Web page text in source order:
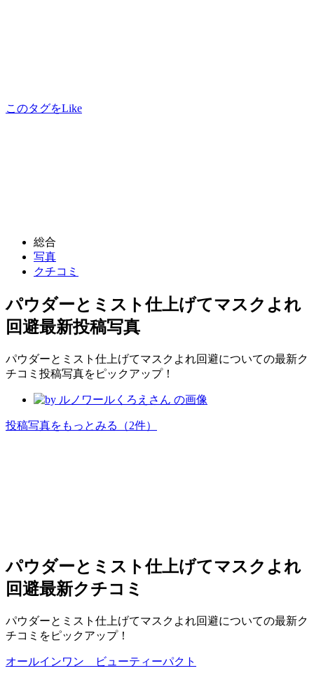
このタグをLike
総合
写真
クチコミ
パウダーとミスト仕上げてマスクよれ
回避最新投稿写真
パウダーとミスト仕上げてマスクよれ回避についての最新ク
チコミ投稿写真をピックアップ！
投稿写真をもっとみる （2件）
パウダーとミスト仕上げてマスクよれ
回避最新クチコミ
パウダーとミスト仕上げてマスクよれ回避についての最新ク
チコミをピックアップ！
オールインワン ビューティーパクト